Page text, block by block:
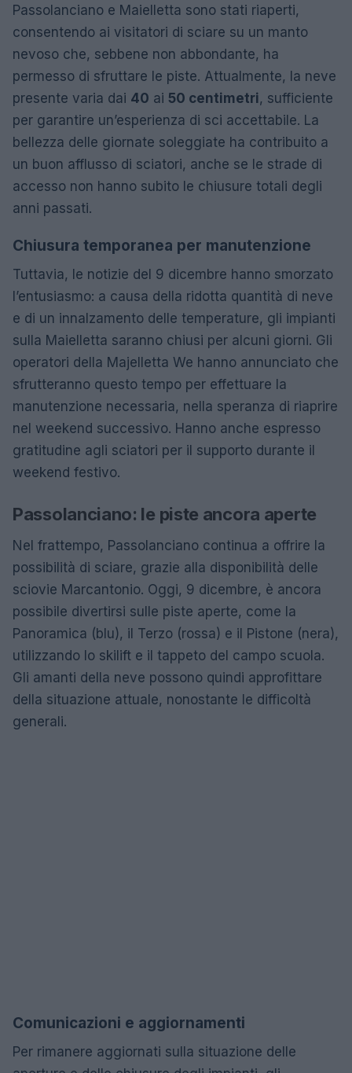
Passolanciano e Maielletta sono stati riaperti,
consentendo ai visitatori di sciare su un manto
nevoso che, sebbene non abbondante, ha
permesso di sfruttare le piste. Attualmente, la neve
presente varia dai 40 ai 50 centimetri, sufficiente
per garantire un’esperienza di sci accettabile. La
bellezza delle giornate soleggiate ha contribuito a
un buon afflusso di sciatori, anche se le strade di
accesso non hanno subito le chiusure totali degli
anni passati.
Chiusura temporanea per manutenzione
Tuttavia, le notizie del 9 dicembre hanno smorzato
l’entusiasmo: a causa della ridotta quantità di neve
e di un innalzamento delle temperature, gli impianti
sulla Maielletta saranno chiusi per alcuni giorni. Gli
operatori della Majelletta We hanno annunciato che
sfrutteranno questo tempo per effettuare la
manutenzione necessaria, nella speranza di riaprire
nel weekend successivo. Hanno anche espresso
gratitudine agli sciatori per il supporto durante il
weekend festivo.
Passolanciano: le piste ancora aperte
Nel frattempo, Passolanciano continua a offrire la
possibilità di sciare, grazie alla disponibilità delle
sciovie Marcantonio. Oggi, 9 dicembre, è ancora
possibile divertirsi sulle piste aperte, come la
Panoramica (blu), il Terzo (rossa) e il Pistone (nera),
utilizzando lo skilift e il tappeto del campo scuola.
Gli amanti della neve possono quindi approfittare
della situazione attuale, nonostante le difficoltà
generali.
Comunicazioni e aggiornamenti
Per rimanere aggiornati sulla situazione delle